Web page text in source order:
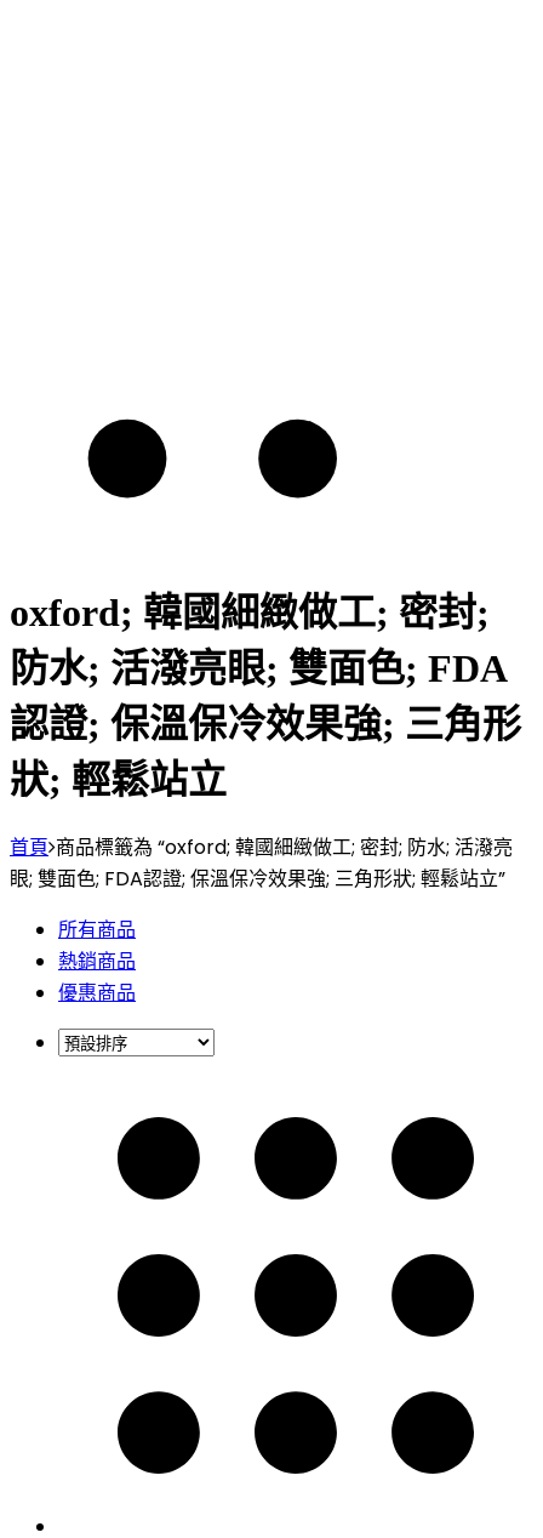
oxford; 韓國細緻做工; 密封;
防水; 活潑亮眼; 雙面色; FDA
認證; 保溫保冷效果強; 三角形
狀; 輕鬆站立
首頁 商品標籤為 “oxford; 韓國細緻做工; 密封; 防水; 活潑亮
眼; 雙面色; FDA認證; 保溫保冷效果強; 三角形狀; 輕鬆站立”
所有商品
熱銷商品
優惠商品